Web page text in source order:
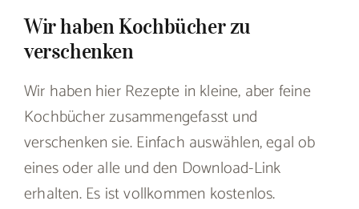
Wir haben Kochbücher zu
verschenken
Wir haben hier Rezepte in kleine, aber feine
Kochbücher zusammengefasst und
verschenken sie. Einfach auswählen, egal ob
eines oder alle und den Download-Link
erhalten. Es ist vollkommen kostenlos.